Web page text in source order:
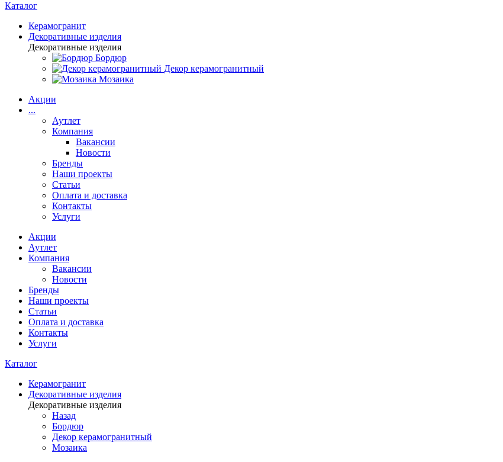
Каталог
Керамогранит
Декоративные изделия
Декоративные изделия
Бордюр
Декор керамогранитный
Мозаика
Акции
...
Аутлет
Компания
Вакансии
Новости
Бренды
Наши проекты
Статьи
Оплата и доставка
Контакты
Услуги
Акции
Аутлет
Компания
Вакансии
Новости
Бренды
Наши проекты
Статьи
Оплата и доставка
Контакты
Услуги
Каталог
Керамогранит
Декоративные изделия
Декоративные изделия
Назад
Бордюр
Декор керамогранитный
Мозаика